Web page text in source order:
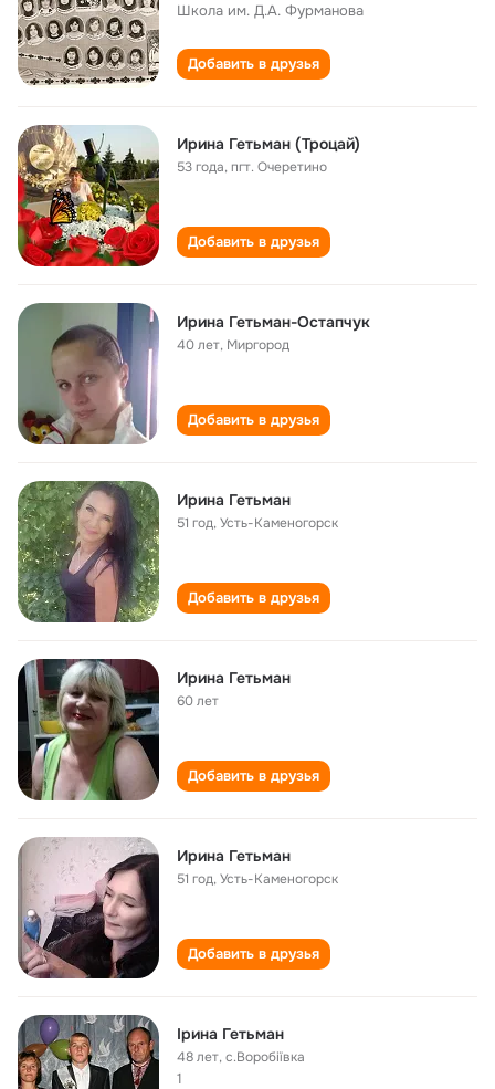
Школа им. Д.А. Фурманова
Добавить в друзья
Ирина Гетьман (Троцай)
53 года,пгт. Очеретино
Добавить в друзья
Ирина Гетьман-Остапчук
40 лет, Миргород
Добавить в друзья
Ирина Гетьман
51 год,Усть-Каменогорск
Добавить в друзья
Ирина Гетьман
60 лет
Добавить в друзья
Ирина Гетьман
51 год,Усть-Каменогорск
Добавить в друзья
Ірина Гетьман
48 лет,с.Воробіївка
1